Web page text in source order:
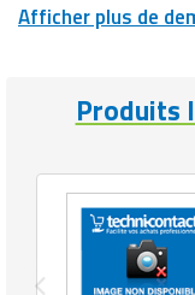
Afficher plus de
Produits